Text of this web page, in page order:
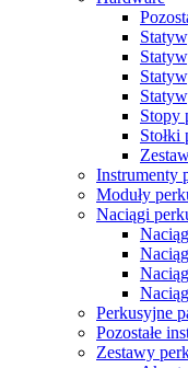
Stopy
Stołki
Instrumenty
Moduły
Naciągi
Perkusyjne
Pozostałe
Zestawy